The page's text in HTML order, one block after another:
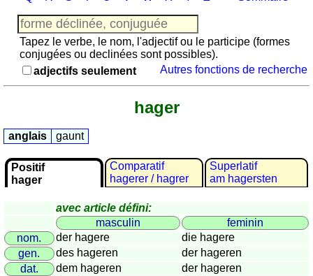
Jeu
avec
des
nombres
Plus
espagnol
français
italien
latin
portugais
roumain
néerlandais
Utilités
Tapez le verbe, le nom, l'adjectif ou le participe (formes
conjugées ou declinées sont possibles).
adjectifs seulement
Autres fonctions de recherche
hager
anglais gaunt
Positif
hager
Comparatif
hagerer / hagrer
Superlatif
am hagersten
avec article défini:
masculin
feminin
nom.
der hagere
die hagere
gen.
des hageren
der hageren
dat.
dem hageren
der hageren